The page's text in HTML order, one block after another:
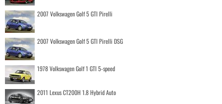
2007 Volkswagen Golf 5 GTI Pirelli
2007 Volkswagen Golf 5 GTI Pirelli DSG
1978 Volkswagen Golf 1 GTI 5-speed
2011 Lexus CT200H 1.8 Hybrid Auto